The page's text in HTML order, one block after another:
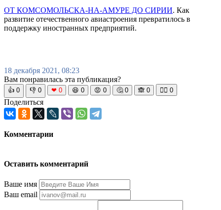
ОТ КОМСОМОЛЬСКА-НА-АМУРЕ ДО СИРИИ. Как
развитие отечественного авиастроения превратилось в
поддержку иностранных предприятий.
18 декабря 2021, 08:23
Вам понравилась эта публикация?
👍 0 👎 0 ❤ 0 😆 0 😡 0 🤔 0 🙈 0 🧘‍♀️ 0
Поделиться
Комментарии
Оставить комментарий
Ваше имя
Ваш email